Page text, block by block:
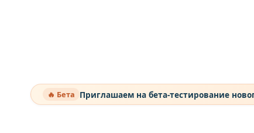
🔥 Бета Приглашаем на бета-тестирование